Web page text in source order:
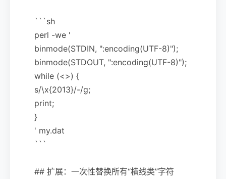
```sh
perl -we '
binmode(STDIN, ":encoding(UTF-8)");
binmode(STDOUT, ":encoding(UTF-8)");
while (<>) {
s/\x{2013}/-/g;
print;
}
' my.dat
```
## 扩展：一次性替换所有“横线类”字符